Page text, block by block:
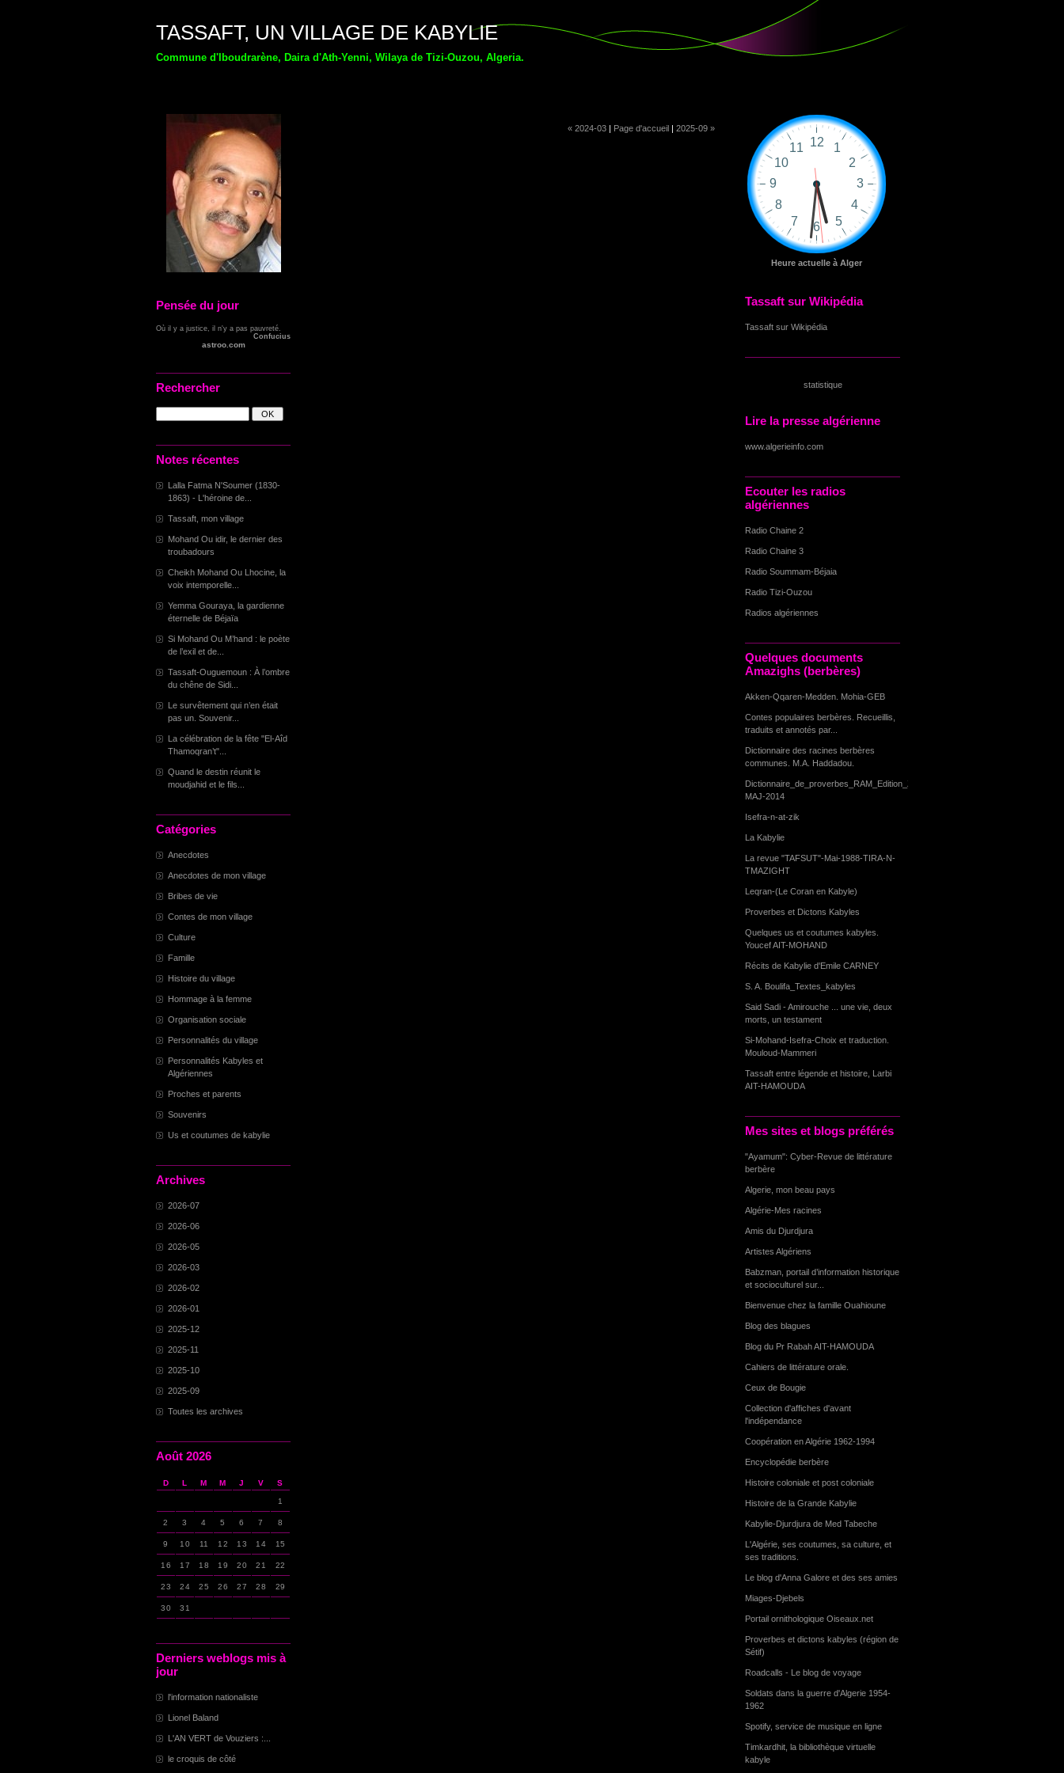
TASSAFT, UN VILLAGE DE KABYLIE
Commune d'Iboudrarène, Daira d'Ath-Yenni, Wilaya de Tizi-Ouzou, Algeria.
Pensée du jour
Où il y a justice, il n'y a pas pauvreté.
Confucius
astroo.com
Rechercher
Notes récentes
Lalla Fatma N'Soumer (1830-
1863) - L'héroine de...
Tassaft, mon village
Mohand Ou idir, le dernier des
troubadours
Cheikh Mohand Ou Lhocine, la
voix intemporelle...
Yemma Gouraya, la gardienne
éternelle de Béjaïa
Si Mohand Ou M’hand : le poète
de l’exil et de...
Tassaft-Ouguemoun : À l’ombre
du chêne de Sidi...
Le survêtement qui n’en était
pas un. Souvenir...
La célébration de la fête "El-Aîd
Thamoqran’t"...
Quand le destin réunit le
moudjahid et le fils...
Catégories
Anecdotes
Anecdotes de mon village
Bribes de vie
Contes de mon village
Culture
Famille
Histoire du village
Hommage à la femme
Organisation sociale
Personnalités du village
Personnalités Kabyles et
Algériennes
Proches et parents
Souvenirs
Us et coutumes de kabylie
Archives
2026-07
2026-06
2026-05
2026-03
2026-02
2026-01
2025-12
2025-11
2025-10
2025-09
Toutes les archives
Août 2026
D L M M J V S
1
2 3 4 5 6 7 8
9 10 11 12 13 14 15
16 17 18 19 20 21 22
23 24 25 26 27 28 29
30 31
Derniers weblogs mis à
jour
l'information nationaliste
Lionel Baland
L'AN VERT de Vouziers :...
le croquis de côté
Heure actuelle à Alger
Tassaft sur Wikipédia
Tassaft sur Wikipédia
statistique
Lire la presse algérienne
www.algerieinfo.com
Ecouter les radios
algériennes
Radio Chaine 2
Radio Chaine 3
Radio Soummam-Béjaia
Radio Tizi-Ouzou
Radios algériennes
Quelques documents
Amazighs (berbères)
Akken-Qqaren-Medden. Mohia-GEB
Contes populaires berbères. Recueillis,
traduits et annotés par...
Dictionnaire des racines berbères
communes. M.A. Haddadou.
Dictionnaire_de_proverbes_RAM_Edition_Zyriab-
MAJ-2014
Isefra-n-at-zik
La Kabylie
La revue "TAFSUT"-Mai-1988-TIRA-N-
TMAZIGHT
Leqran-(Le Coran en Kabyle)
Proverbes et Dictons Kabyles
Quelques us et coutumes kabyles.
Youcef AIT-MOHAND
Récits de Kabylie d'Emile CARNEY
S. A. Boulifa_Textes_kabyles
Said Sadi - Amirouche ... une vie, deux
morts, un testament
Si-Mohand-Isefra-Choix et traduction.
Mouloud-Mammeri
Tassaft entre légende et histoire, Larbi
AIT-HAMOUDA
Mes sites et blogs préférés
"Ayamum": Cyber-Revue de littérature
berbère
Algerie, mon beau pays
Algérie-Mes racines
Amis du Djurdjura
Artistes Algériens
Babzman, portail d’information historique
et socioculturel sur...
Bienvenue chez la famille Ouahioune
Blog des blagues
Blog du Pr Rabah AIT-HAMOUDA
Cahiers de littérature orale.
Ceux de Bougie
Collection d'affiches d'avant
l'indépendance
Coopération en Algérie 1962-1994
Encyclopédie berbère
Histoire coloniale et post coloniale
Histoire de la Grande Kabylie
Kabylie-Djurdjura de Med Tabeche
L'Algérie, ses coutumes, sa culture, et
ses traditions.
Le blog d'Anna Galore et des ses amies
Miages-Djebels
Portail ornithologique Oiseaux.net
Proverbes et dictons kabyles (région de
Sétif)
Roadcalls - Le blog de voyage
Soldats dans la guerre d'Algerie 1954-
1962
Spotify, service de musique en ligne
Timkardhit, la bibliothèque virtuelle
kabyle
« 2024-03 | Page d'accueil | 2025-09 »